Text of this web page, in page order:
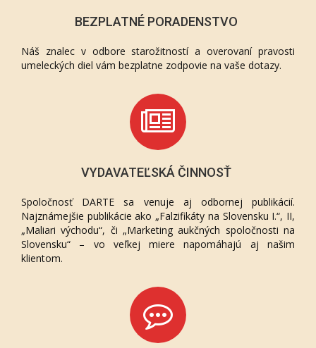
BEZPLATNÉ PORADENSTVO
Náš znalec v odbore starožitností a overovaní pravosti
umeleckých diel vám bezplatne zodpovie na vaše dotazy.
VYDAVATEĽSKÁ ČINNOSŤ
Spoločnosť DARTE sa venuje aj odbornej publikácií.
Najznámejšie publikácie ako „Falzifikáty na Slovensku I.“, II,
„Maliari východu“, či „Marketing aukčných spoločnosti na
Slovensku“ – vo veľkej miere napomáhajú aj našim
klientom.